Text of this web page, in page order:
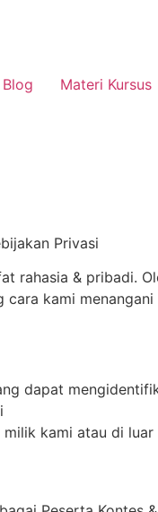
Blog Materi Kursus
Privasi
rahasia & pribadi.
kami
dapat
kami atau di